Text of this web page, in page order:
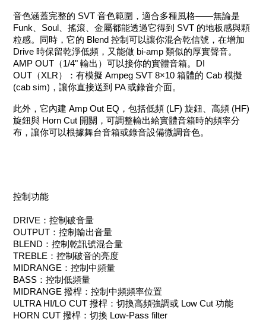
音色涵蓋完整的 SVT 音色範圍，適合多種風格——無論是
Funk、Soul、搖滾、金屬都能透過它得到 SVT 的地板感與顆
粒感。同時，它的 Blend 控制可以讓你混合乾信號，在增加
Drive 時保留乾淨低頻，又能做 bi-amp 類似的厚實聲音。
AMP OUT（1/4" 輸出）可以接你的實體音箱。DI
OUT（XLR）：有模擬 Ampeg SVT 8×10 箱體的 Cab 模擬
(cab sim)，讓你直接送到 PA 或錄音介面。
此外，它內建 Amp Out EQ，包括低頻 (LF) 旋鈕、高頻 (HF)
旋鈕與 Horn Cut 開關，可調整輸出給實體音箱時的頻率分
布，讓你可以根據舞台音箱或錄音設備微調音色。
控制功能
DRIVE：控制破音量
OUTPUT：控制輸出音量
BLEND：控制乾訊號混合量
TREBLE：控制破音的亮度
MIDRANGE：控制中頻量
BASS：控制低頻量
MIDRANGE 撥桿：控制中頻頻率位置
ULTRA HI/LO CUT 撥桿：切換高頻強調或 Low Cut 功能
HORN CUT 撥桿：切換 Low-Pass filter